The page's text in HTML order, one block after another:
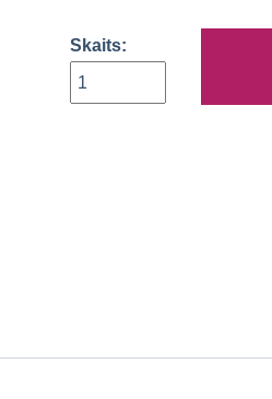
Skaits: